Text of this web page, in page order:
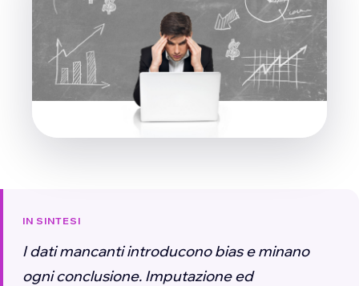
IN SINTESI
I dati mancanti introducono bias e minano
ogni conclusione. Imputazione ed